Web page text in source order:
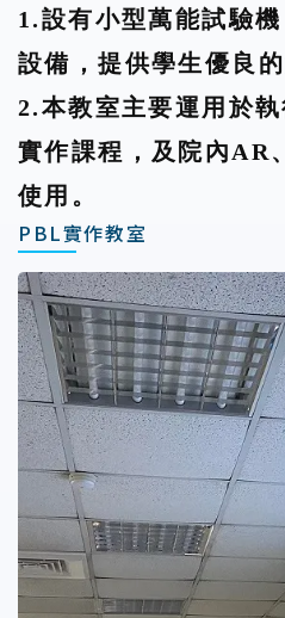
1.設有小型萬能試驗
設備，提供學生優良的
2.本教室主要運用於
實作課程，及院內AR
使用。
PBL實作教室